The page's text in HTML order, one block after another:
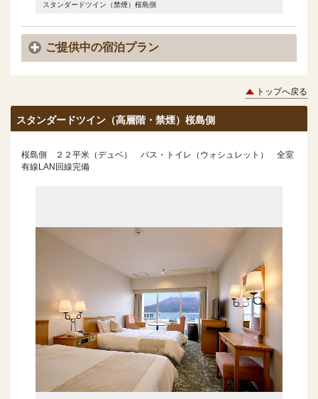
スタンダードツイン（禁煙）桜島側
ご提供中の宿泊プラン
トップへ戻る
スタンダードツイン（高層階・禁煙）桜島側
桜島側 ２２平米（デュベ） バス・トイレ（ウォシュレット） 全室
有線LAN回線完備